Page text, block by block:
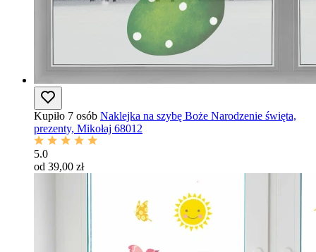
Kupiło 7 osób Naklejka na szybę Boże Narodzenie święta,
prezenty, Mikołaj 68012
5.0
od 39,00 zł